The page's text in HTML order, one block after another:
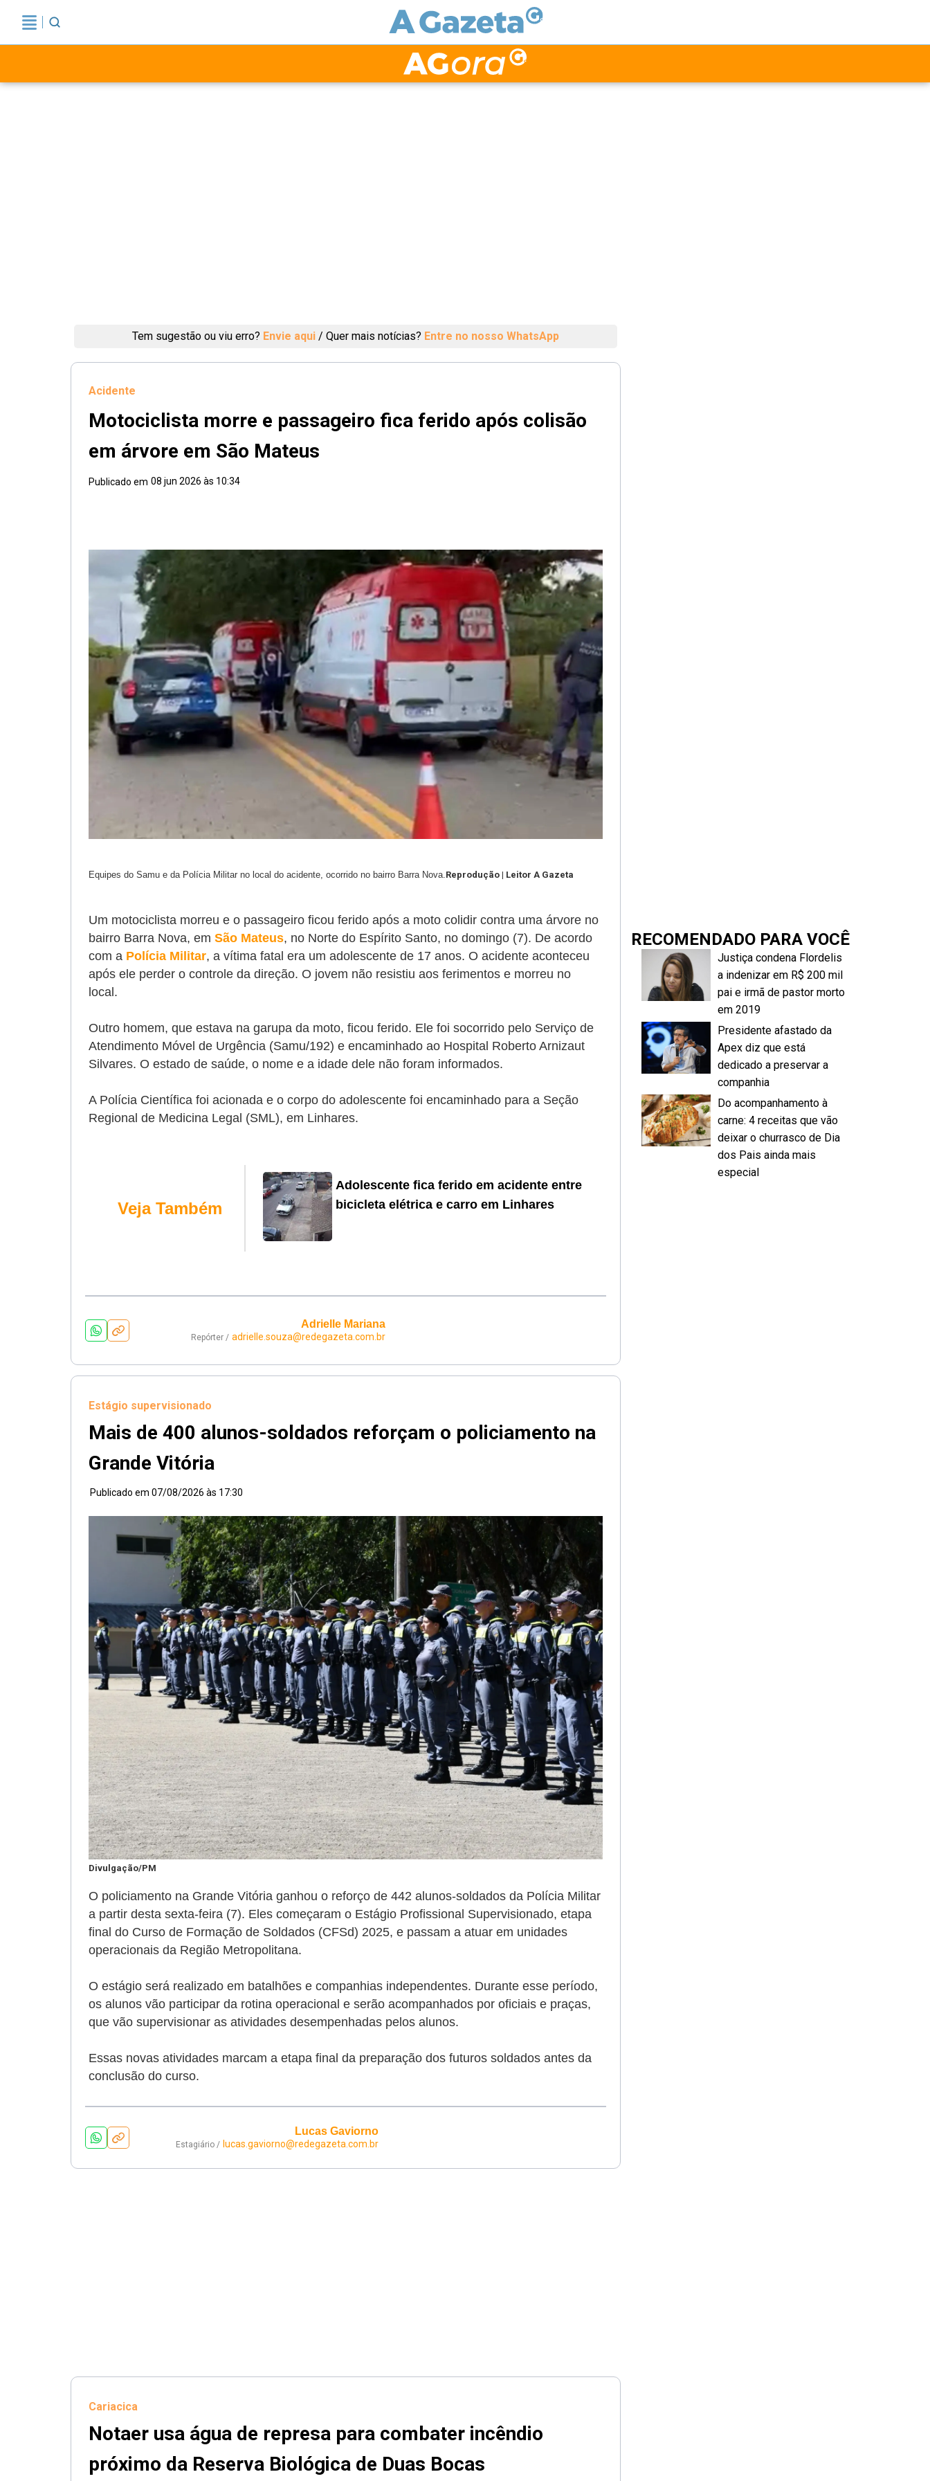
Tem sugestão ou viu erro? Envie aqui / Quer mais notícias? Entre no nosso WhatsApp
Acidente
Motociclista morre e passageiro fica ferido após colisão
em árvore em São Mateus
Publicado em 08 jun 2026 às 10:34
Equipes do Samu e da Polícia Militar no local do acidente, ocorrido no bairro Barra Nova.Reprodução | Leitor A Gazeta
Um motociclista morreu e o passageiro ficou ferido após a moto colidir contra uma árvore no
bairro Barra Nova, em São Mateus, no Norte do Espírito Santo, no domingo (7). De acordo
com a Polícia Militar, a vítima fatal era um adolescente de 17 anos. O acidente aconteceu
após ele perder o controle da direção. O jovem não resistiu aos ferimentos e morreu no
local.
Outro homem, que estava na garupa da moto, ficou ferido. Ele foi socorrido pelo Serviço de
Atendimento Móvel de Urgência (Samu/192) e encaminhado ao Hospital Roberto Arnizaut
Silvares. O estado de saúde, o nome e a idade dele não foram informados.
A Polícia Científica foi acionada e o corpo do adolescente foi encaminhado para a Seção
Regional de Medicina Legal (SML), em Linhares.
Veja Também
Adolescente fica ferido em acidente entre
bicicleta elétrica e carro em Linhares
Adrielle Mariana
Repórter / adrielle.souza@redegazeta.com.br
Estágio supervisionado
Mais de 400 alunos-soldados reforçam o policiamento na
Grande Vitória
Publicado em 07/08/2026 às 17:30
Divulgação/PM
O policiamento na Grande Vitória ganhou o reforço de 442 alunos-soldados da Polícia Militar
a partir desta sexta-feira (7). Eles começaram o Estágio Profissional Supervisionado, etapa
final do Curso de Formação de Soldados (CFSd) 2025, e passam a atuar em unidades
operacionais da Região Metropolitana.
O estágio será realizado em batalhões e companhias independentes. Durante esse período,
os alunos vão participar da rotina operacional e serão acompanhados por oficiais e praças,
que vão supervisionar as atividades desempenhadas pelos alunos.
Essas novas atividades marcam a etapa final da preparação dos futuros soldados antes da
conclusão do curso.
Lucas Gaviorno
Estagiário / lucas.gaviorno@redegazeta.com.br
Cariacica
Notaer usa água de represa para combater incêndio
próximo da Reserva Biológica de Duas Bocas
RECOMENDADO PARA VOCÊ
Justiça condena Flordelis
a indenizar em R$ 200 mil
pai e irmã de pastor morto
em 2019
Presidente afastado da
Apex diz que está
dedicado a preservar a
companhia
Do acompanhamento à
carne: 4 receitas que vão
deixar o churrasco de Dia
dos Pais ainda mais
especial